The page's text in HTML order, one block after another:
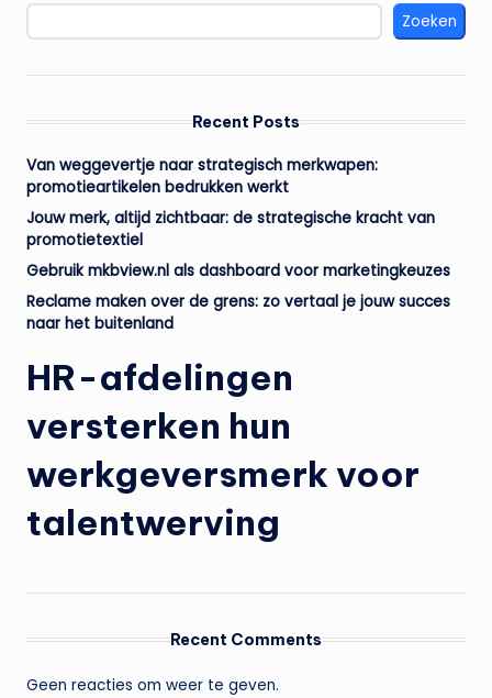
Zoeken
Recent Posts
Van weggevertje naar strategisch merkwapen:
promotieartikelen bedrukken werkt
Jouw merk, altijd zichtbaar: de strategische kracht van
promotietextiel
Gebruik mkbview.nl als dashboard voor marketingkeuzes
Reclame maken over de grens: zo vertaal je jouw succes
naar het buitenland
HR-afdelingen
versterken hun
werkgeversmerk voor
talentwerving
Recent Comments
Geen reacties om weer te geven.